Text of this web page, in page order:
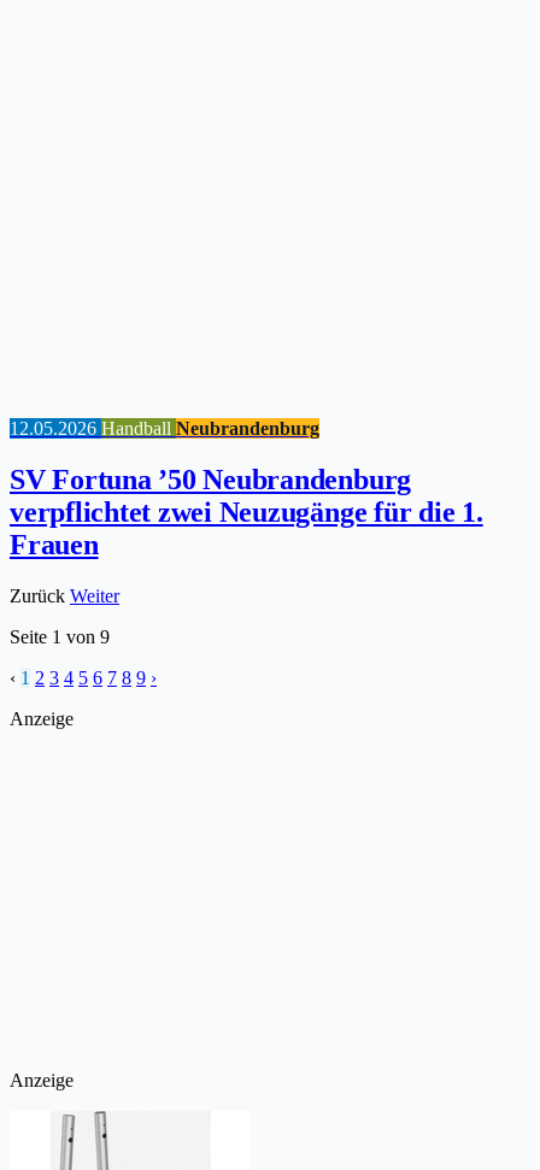
12.05.2026 Handball Neubrandenburg
SV Fortuna ’50 Neubrandenburg
verpflichtet zwei Neuzugänge für die 1.
Frauen
Zurück Weiter
Seite 1 von 9
‹ 1 2 3 4 5 6 7 8 9 ›
Anzeige
Anzeige